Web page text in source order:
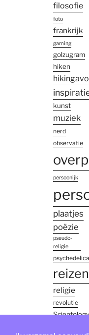
filosofie
foto
frankrijk
gaming
golzugram
hiken
kunst
muziek
nerd
observatie
persoonijk
plaatjes
poëzie
pseudo-
religie
psychedelica
reizen
religie
revolutie